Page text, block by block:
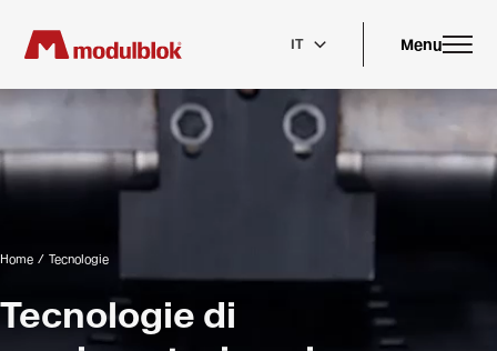
main
content
IT Menu
Home / Tecnologie
Tecnologie di